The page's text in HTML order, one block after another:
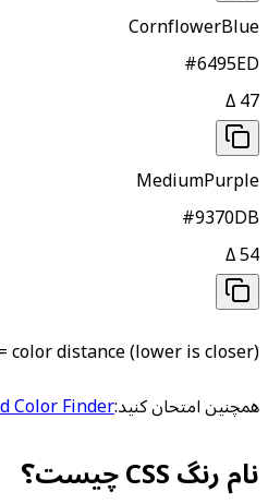
CornflowerBlue
#6495ED
Δ47
MediumPurple
#9370DB
Δ54
color distance (lower is closer)
همچنین امتحان کنید:Color Finder
نام رنگ CSS چیست؟